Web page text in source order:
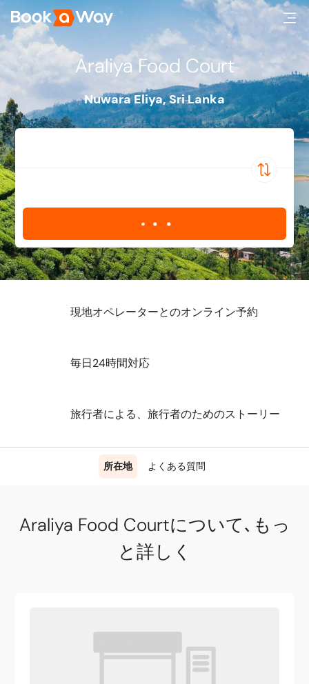
Araliya Food Court
Nuwara Eliya,Sri Lanka
所在地 よくある質問
現地オペレーターとのオンライン予約
毎日24時間対応
旅行者による、旅行者のためのストーリー
Araliya Food Courtについて､もっ
と詳しく